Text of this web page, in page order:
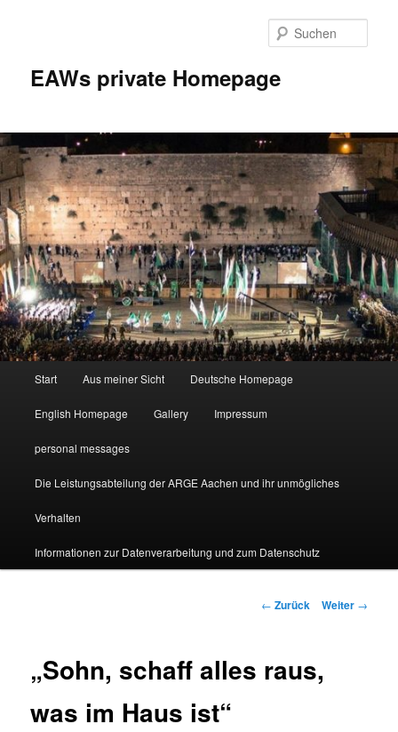
EAWs private Homepage
Start Aus meiner Sicht Deutsche Homepage
English Homepage Gallery Impressum
personal messages
Die Leistungsabteilung der ARGE Aachen und ihr unmögliches
Verhalten
Informationen zur Datenverarbeitung und zum Datenschutz
Beitragsnavigation
← Zurück Weiter →
„Sohn, schaff alles raus,
was im Haus ist“